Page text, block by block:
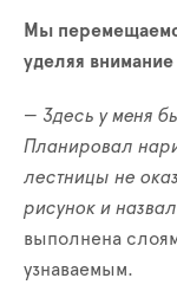
Мы
уделяя
— Здесь у меня
Планировал
лестницы не
рисунок и
выполнена
узнаваемым.